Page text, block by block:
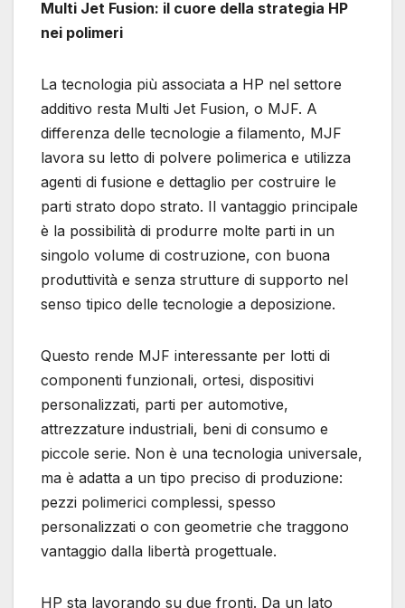
Multi Jet Fusion: il cuore della strategia HP
nei polimeri
La tecnologia più associata a HP nel settore
additivo resta Multi Jet Fusion, o MJF. A
differenza delle tecnologie a filamento, MJF
lavora su letto di polvere polimerica e utilizza
agenti di fusione e dettaglio per costruire le
parti strato dopo strato. Il vantaggio principale
è la possibilità di produrre molte parti in un
singolo volume di costruzione, con buona
produttività e senza strutture di supporto nel
senso tipico delle tecnologie a deposizione.
Questo rende MJF interessante per lotti di
componenti funzionali, ortesi, dispositivi
personalizzati, parti per automotive,
attrezzature industriali, beni di consumo e
piccole serie. Non è una tecnologia universale,
ma è adatta a un tipo preciso di produzione:
pezzi polimerici complessi, spesso
personalizzati o con geometrie che traggono
vantaggio dalla libertà progettuale.
HP sta lavorando su due fronti. Da un lato